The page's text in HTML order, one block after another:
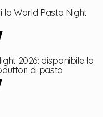
la World Pasta Night
2026: disponibile la
di pasta